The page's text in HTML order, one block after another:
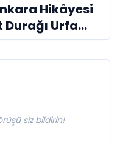
Hikâyesi
Durağı Urfa
siz bildirin!